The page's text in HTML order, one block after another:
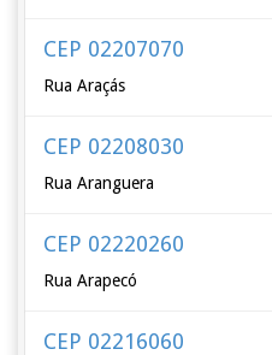
CEP 02207070
Rua Araçás
CEP 02208030
Rua Aranguera
CEP 02220260
Rua Arapecó
CEP 02216060